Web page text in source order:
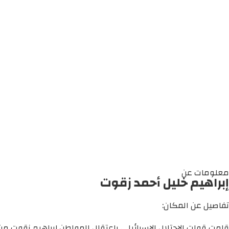
معلومات عن
إبراهيم خليل أحمد زقوت
تفاصيل عن المكان: